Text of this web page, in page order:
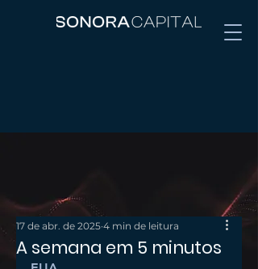
A semana em 5 minutos
17 de abr. de 2025 4 min de leitura